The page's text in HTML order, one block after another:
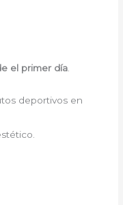
el primer día.
deportivos en